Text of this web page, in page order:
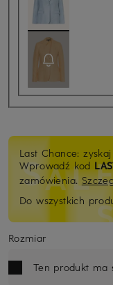
Last Chance:
Wprowadź kod
zamówienia.
Do wszystkich
Rozmiar
Ten produkt ma